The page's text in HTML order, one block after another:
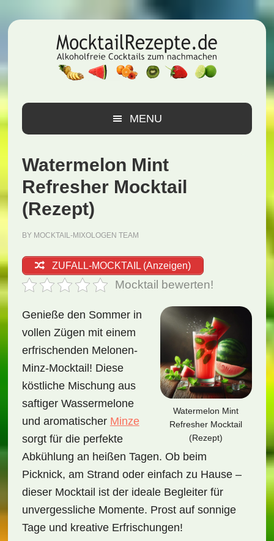
Hauptnavigation
Inhalt
Seitenspalte
MENU
Watermelon Mint
Refresher Mocktail
(Rezept)
BY MOCKTAIL-MIXOLOGEN TEAM
ZUFALL-MOCKTAIL (Anzeigen)
Mocktail bewerten!
Watermelon Mint
Refresher Mocktail
(Rezept)
Genieße den Sommer in
vollen Zügen mit einem
erfrischenden Melonen-
Minz-Mocktail! Diese
köstliche Mischung aus
saftiger Wassermelone
und aromatischer Minze
sorgt für die perfekte
Abkühlung an heißen Tagen. Ob beim
Picknick, am Strand oder einfach zu Hause –
dieser Mocktail ist der ideale Begleiter für
unvergessliche Momente. Prost auf sonnige
Tage und kreative Erfrischungen!